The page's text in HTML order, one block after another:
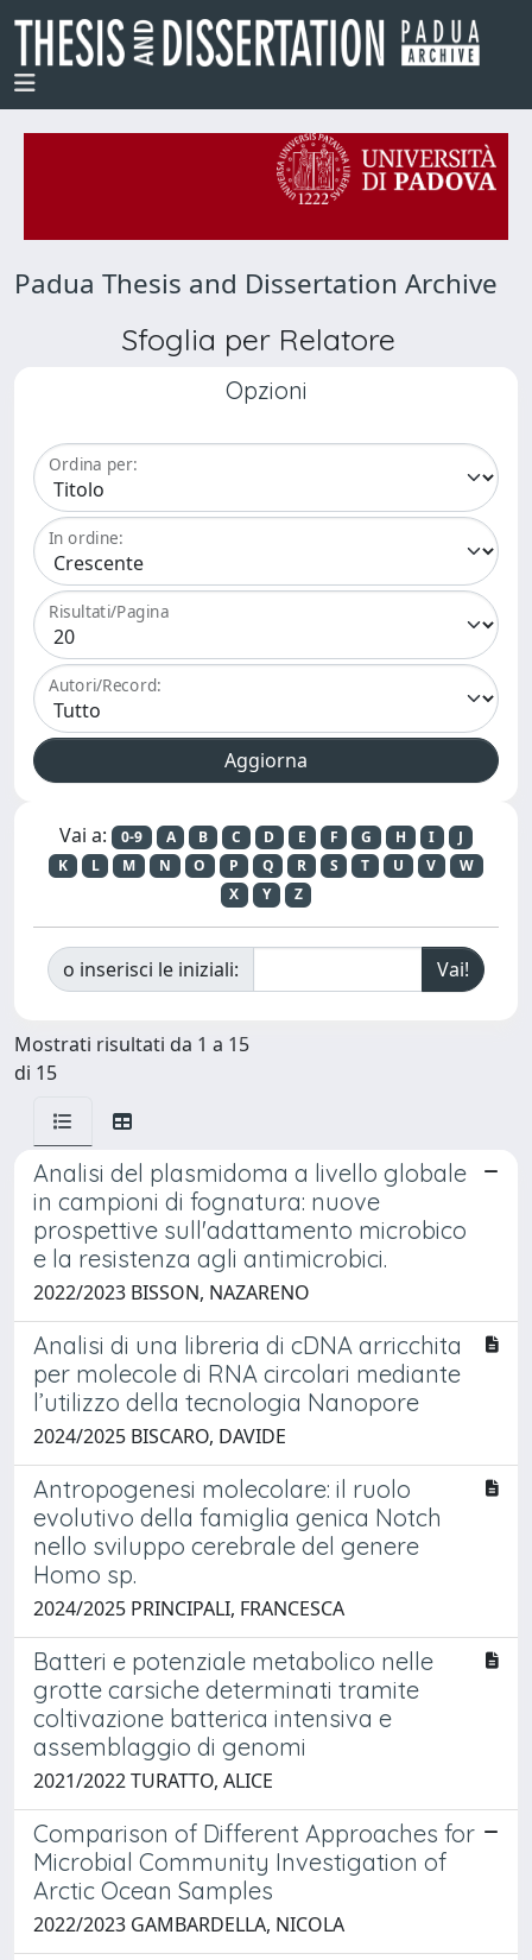
Padua Thesis and Dissertation Archive
Sfoglia per Relatore
Opzioni
Ordina per:
In ordine:
Risultati/Pagina
Autori/Record:
Vai a: 0-9 A B C D E F G H I
J
K
L M N O P Q R S T U V
W
X
Y Z
o inserisci le iniziali:
Mostrati risultati da 1 a 15
di 15
Analisi del plasmidoma a livello globale
in campioni di fognatura: nuove
prospettive sull'adattamento microbico
e la resistenza agli antimicrobici.
2022/2023 BISSON, NAZARENO
Analisi di una libreria di cDNA arricchita
per molecole di RNA circolari mediante
l’utilizzo della tecnologia Nanopore
2024/2025 BISCARO, DAVIDE
Antropogenesi molecolare: il ruolo
evolutivo della famiglia genica Notch
nello sviluppo cerebrale del genere
Homo sp.
2024/2025 PRINCIPALI, FRANCESCA
Batteri e potenziale metabolico nelle
grotte carsiche determinati tramite
coltivazione batterica intensiva e
assemblaggio di genomi
2021/2022 TURATTO, ALICE
Comparison of Different Approaches for
Microbial Community Investigation of
Arctic Ocean Samples
2022/2023 GAMBARDELLA, NICOLA